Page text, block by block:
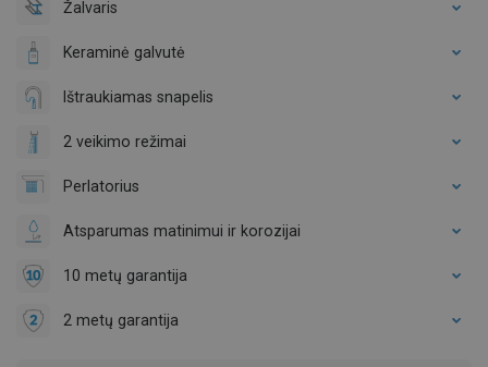
Žalvaris
Keraminė galvutė
Ištraukiamas snapelis
2 veikimo režimai
Perlatorius
Atsparumas matinimui ir korozijai
10 metų garantija
2 metų garantija